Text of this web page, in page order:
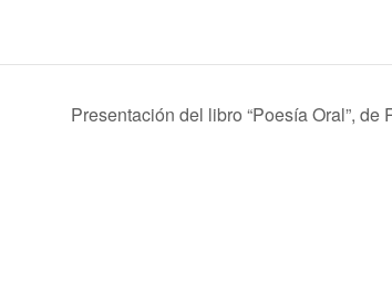
Presentación del libro “Poesía Oral”, de